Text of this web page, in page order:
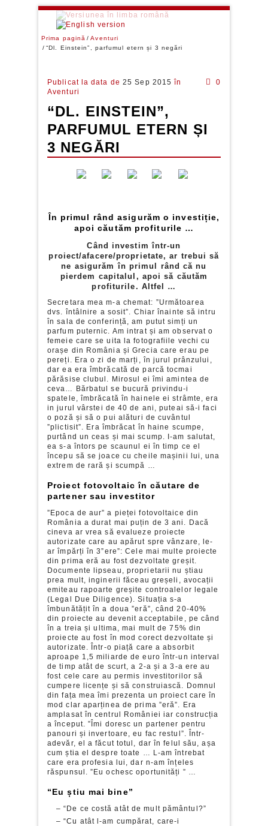
Prima pagină
Aventuri
“Dl. Einstein”, parfumul etern și 3 negări
Publicat la data de 25 Sep 2015 în
Aventuri
0
“DL. EINSTEIN”,
PARFUMUL ETERN ȘI
3 NEGĂRI
În primul rând asigurăm o investiție,
apoi căutăm profiturile …
Când investim într-un
proiect/afacere/proprietate, ar trebui să
ne asigurăm în primul rând că nu
pierdem capitalul, apoi să căutăm
profiturile. Altfel …
Secretara mea m-a chemat: ”Următoarea
dvs. întâlnire a sosit”. Chiar înainte să intru
în sala de conferință, am putut simți un
parfum puternic. Am intrat și am observat o
femeie care se uita la fotografiile vechi cu
orașe din România și Grecia care erau pe
pereți. Era o zi de marți, în jurul prânzului,
dar ea era îmbrăcată de parcă tocmai
părăsise clubul. Mirosul ei îmi amintea de
ceva… Bărbatul se bucură privindu-i
spatele, îmbrăcată în hainele ei strâmte, era
in jurul vârstei de 40 de ani, puteai să-i faci
o poză și să o pui alături de cuvântul
”plictisit”. Era îmbrăcat în haine scumpe,
purtând un ceas și mai scump. I-am salutat,
ea s-a întors pe scaunul ei în timp ce el
începu să se joace cu cheile mașinii lui, una
extrem de rară și scumpă …
Proiect fotovoltaic în căutare de
partener sau investitor
”Epoca de aur” a pieței fotovoltaice din
România a durat mai puțin de 3 ani. Dacă
cineva ar vrea să evalueze proiecte
autorizate care au apărut spre vânzare, le-
ar împărți în 3”ere”: Cele mai multe proiecte
din prima eră au fost dezvoltate greșit.
Documente lipseau, proprietarii nu știau
prea mult, inginerii făceau greșeli, avocații
emiteau rapoarte greșite controalelor legale
(Legal Due Diligence). Situația s-a
îmbunătățit în a doua ”eră”, când 20-40%
din proiecte au devenit acceptabile, pe când
în a treia și ultima, mai mult de 75% din
proiecte au fost în mod corect dezvoltate și
autorizate. Într-o piață care a absorbit
aproape 1,5 miliarde de euro într-un interval
de timp atât de scurt, a 2-a și a 3-a ere au
fost cele care au permis investitorilor să
cumpere licențe și să construiască. Domnul
din fața mea îmi prezenta un proiect care în
mod clar aparținea de prima ”eră”. Era
amplasat în centrul României iar construcția
a început. ”Îmi doresc un partener pentru
panouri și invertoare, eu fac restul”. Într-
adevăr, el a făcut totul, dar în felul său, așa
cum știa el despre toate … L-am întrebat
care era profesia lui, dar n-am înțeles
răspunsul. ”Eu ochesc oportunități ” …
“Eu știu mai bine”
– “De ce costă atât de mult pământul?”
– “Cu atât l-am cumpărat, care-i